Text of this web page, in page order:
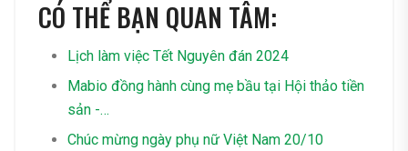
CÓ THỂ BẠN QUAN TÂM:
Lịch làm việc Tết Nguyên đán 2024
Mabio đồng hành cùng mẹ bầu tại Hội thảo tiền
sản -…
Chúc mừng ngày phụ nữ Việt Nam 20/10